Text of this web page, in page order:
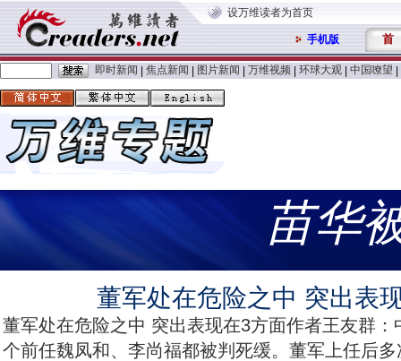
设万维读者为首页
手机版 首
即时新闻 焦点新闻 图片新闻 万维视频 环球大观 中国嘹望
苗华
董军处在危险之中 突出表
董军处在危险之中 突出表现在3方面作者王友群
个前任魏凤和、李尚福都被判死缓。董军上任后